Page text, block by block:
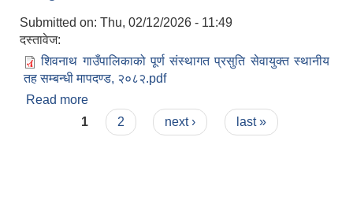
Submitted on: Thu, 02/12/2026 - 11:49
दस्तावेज:
शिवनाथ गाउँपालिकाको पूर्ण संस्थागत प्रसुति सेवायुक्त स्थानीय
तह सम्बन्धी मापदण्ड, २०८२.pdf
Read more
सेवायुक्त स्थानीय तह सम्बन्धी मापदण्ड, २०८२
Pages
1 2 next › last »